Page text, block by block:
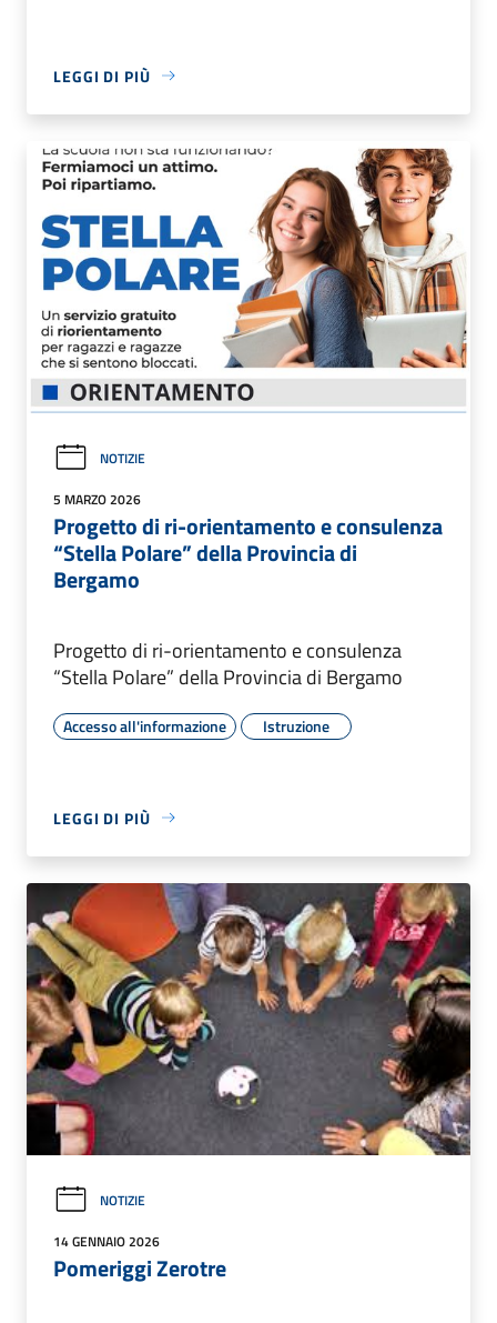
LEGGI DI PIÙ
NOTIZIE
5 MARZO 2026
Progetto di ri-orientamento e consulenza
“Stella Polare” della Provincia di
Bergamo
Progetto di ri-orientamento e consulenza
“Stella Polare” della Provincia di Bergamo
Accesso all'informazione Istruzione
LEGGI DI PIÙ
NOTIZIE
14 GENNAIO 2026
Pomeriggi Zerotre